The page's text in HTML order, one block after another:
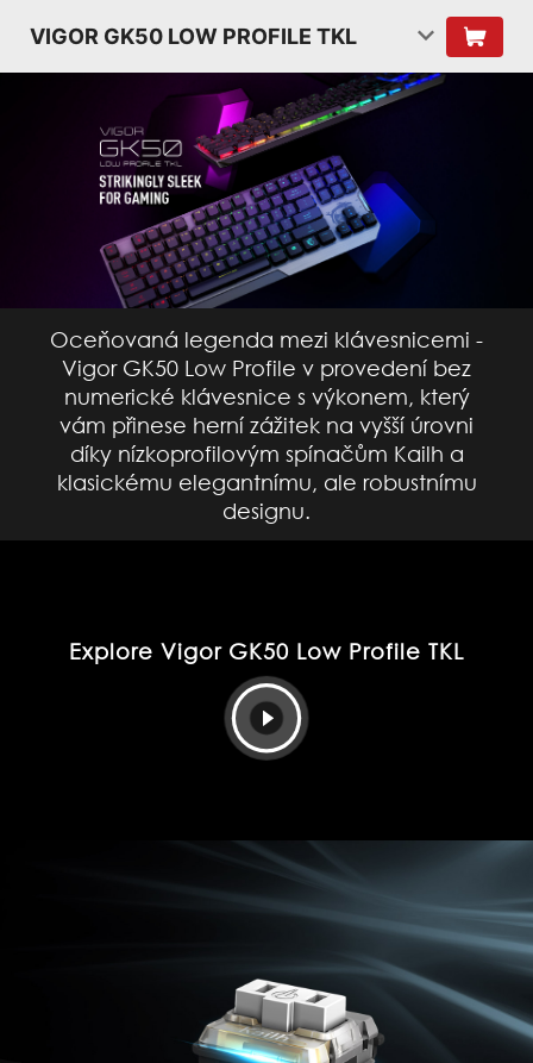
VIGOR GK50 LOW PROFILE TKL
Oceňovaná legenda mezi klávesnicemi -
Vigor GK50 Low Profile v provedení bez
numerické klávesnice s výkonem, který
vám přinese herní zážitek na vyšší úrovni
díky nízkoprofilovým spínačům Kailh a
klasickému elegantnímu, ale robustnímu
designu.
Explore Vigor GK50 Low Profile TKL